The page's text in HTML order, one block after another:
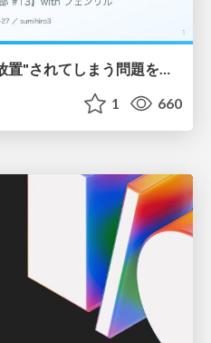
複数の Claude Code が"放置"されてしまう問題をCLI ダッシュボードを自作して解決した話
1 660